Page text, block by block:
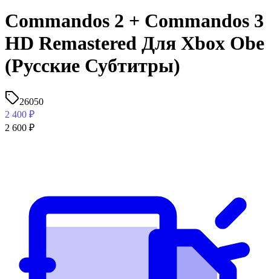
Commandos 2 + Commandos 3
HD Remastered Для Xbox Obe
(Русские Субтитры)
26050
2 400 ₽
2 600 ₽